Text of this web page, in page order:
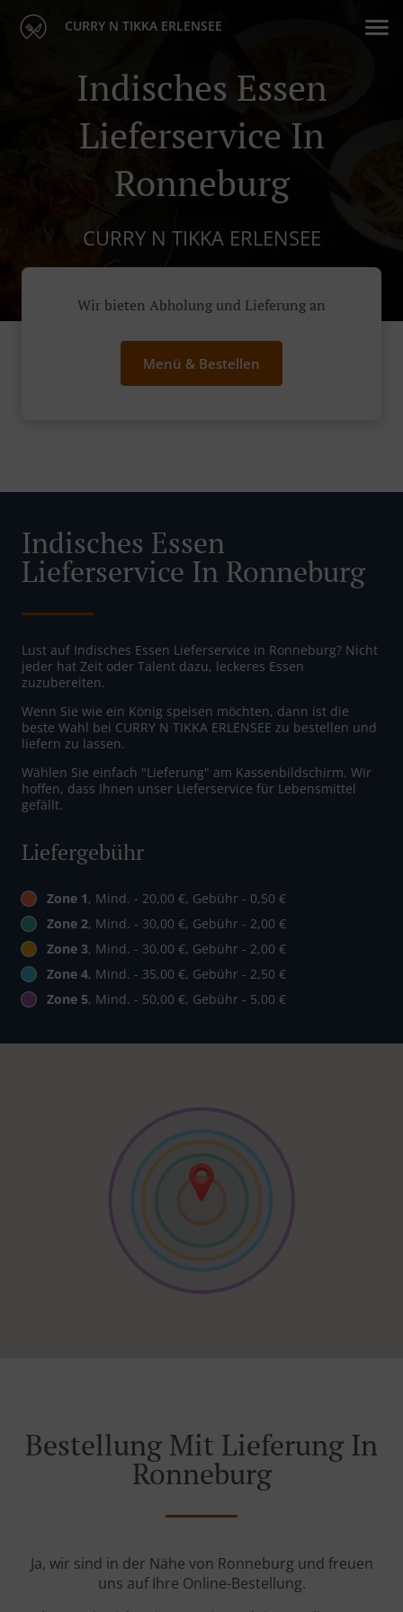
CURRY N TIKKA ERLENSEE
Indisches Essen
Lieferservice In
Ronneburg
CURRY N TIKKA ERLENSEE
Wir bieten Abholung und Lieferung an
Menü & Bestellen
Indisches Essen
Lieferservice In Ronneburg
Lust auf Indisches Essen Lieferservice in Ronneburg? Nicht
jeder hat Zeit oder Talent dazu, leckeres Essen
zuzubereiten.
Wenn Sie wie ein König speisen möchten, dann ist die
beste Wahl bei CURRY N TIKKA ERLENSEE zu bestellen und
liefern zu lassen.
Wählen Sie einfach "Lieferung" am Kassenbildschirm. Wir
hoffen, dass Ihnen unser Lieferservice für Lebensmittel
gefällt.
Liefergebühr
Zone 1, Mind. - 20,00 €, Gebühr - 0,50 €
Zone 2, Mind. - 30,00 €, Gebühr - 2,00 €
Zone 3, Mind. - 30,00 €, Gebühr - 2,00 €
Zone 4, Mind. - 35,00 €, Gebühr - 2,50 €
Zone 5, Mind. - 50,00 €, Gebühr - 5,00 €
Bestellung Mit Lieferung In
Ronneburg
Ja, wir sind in der Nähe von Ronneburg und freuen
uns auf Ihre Online-Bestellung.